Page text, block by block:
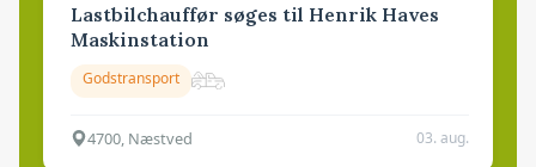
Lastbilchauffør søges til Henrik Haves
Maskinstation
Godstransport
4700, Næstved 03. aug.